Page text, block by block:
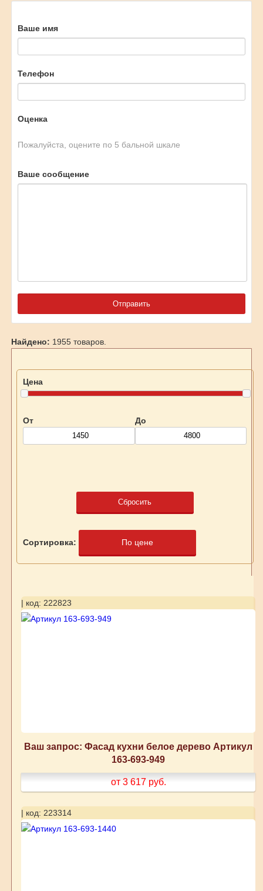
Ваше имя
Телефон
Оценка
Пожалуйста, оцените по 5 бальной шкале
Ваше сообщение
Найдено: 1955 товаров.
Цена
От До
Сбросить
Сортировка: По цене
| код: 222823
Ваш запрос: Фасад кухни белое дерево Артикул
163-693-949
от 3 617 руб.
| код: 223314